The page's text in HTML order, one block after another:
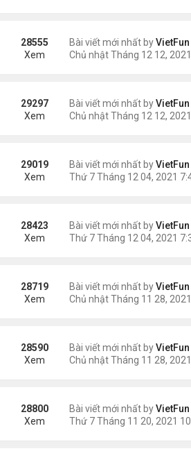
Bài viết mới nhất byVietFun
28555
Xem
Bài viết mới nhất byVietFun
29297
Xem
Bài viết mới nhất byVietFun
29019
Xem
Bài viết mới nhất byVietFun
28423
Xem
Bài viết mới nhất byVietFun
28719
Xem
Bài viết mới nhất byVietFun
28590
Xem
Bài viết mới nhất byVietFun
28800
Xem